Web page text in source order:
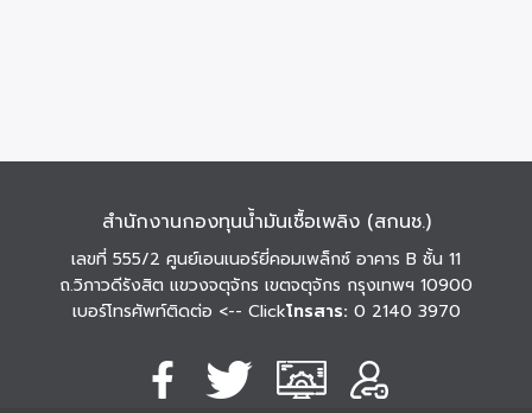
สำนักงานกองทุนน้ำมันเชื้อเพลิง (สกนช.)
เลขที่ 555/2 ศูนย์เอนเนอร์ยี่คอมเพล็กซ์ อาคาร B ชั้น 11
ถ.วิภาวดีรังสิต แขวงจตุจักร เขตจตุจักร กรุงเทพฯ 10900
เบอร์โทรศัพท์ติดต่อ <-- Clickโทรสาร: 0 2140 3970